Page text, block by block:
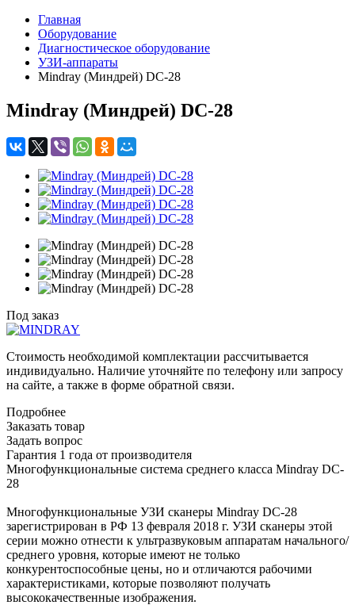
Главная
Оборудование
Диагностическое оборудование
УЗИ-аппараты
Mindray (Миндрей) DC-28
Mindray (Миндрей) DC-28
Под заказ
Стоимость необходимой комплектации рассчитывается
индивидуально. Наличие уточняйте по телефону или запросу
на сайте, а также в форме обратной связи.
Подробнее
Заказать товар
Задать вопрос
Гарантия 1 года от производителя
Многофункциональные система среднего класса Mindray DC-
28
Многофункциональные УЗИ сканеры Mindray DC-28
зарегистрирован в РФ 13 февраля 2018 г. УЗИ сканеры этой
серии можно отнести к ультразвуковым аппаратам начального/
среднего уровня, которые имеют не только
конкурентоспособные цены, но и отличаются рабочими
характеристиками, которые позволяют получать
высококачественные изображения.